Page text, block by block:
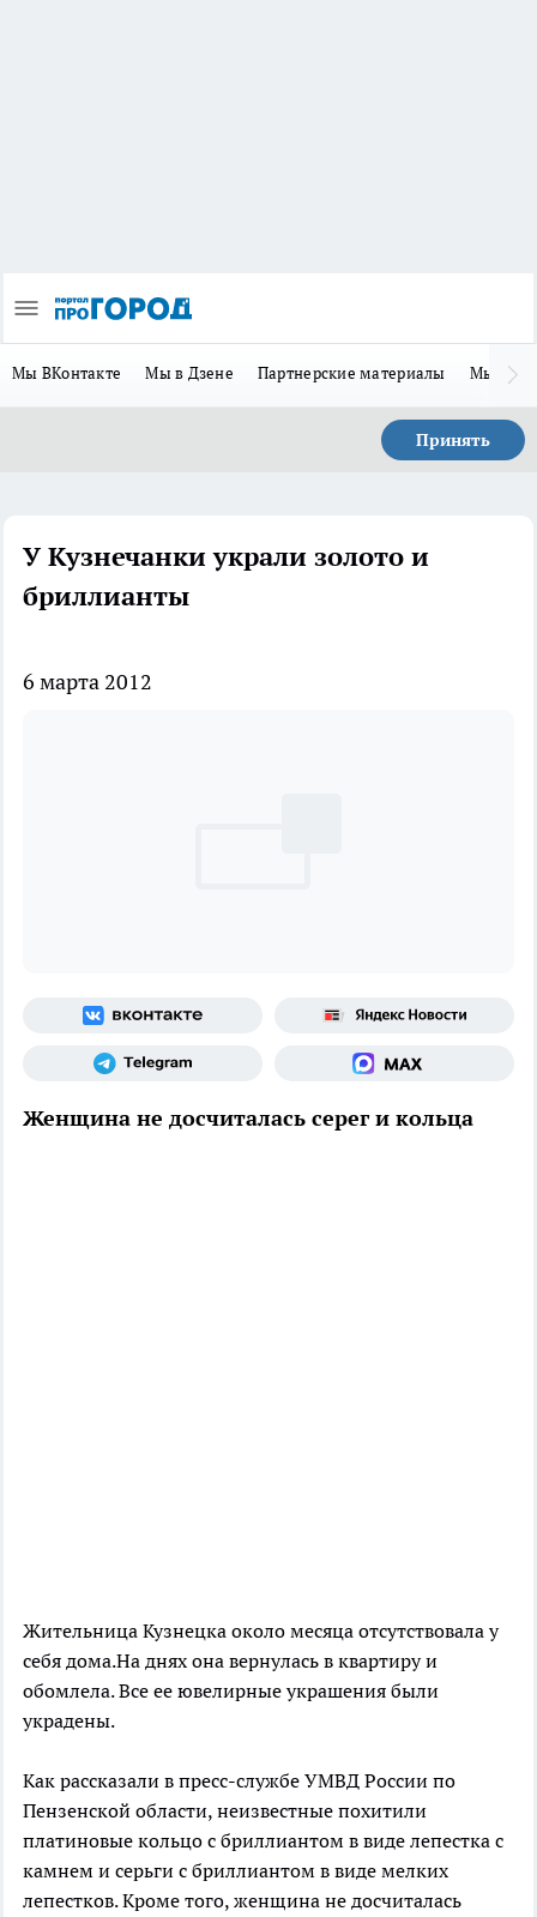
Мы ВКонтакте Мы в Дзене Партнерские материалы Мы в
Принять
У Кузнечанки украли золото и
бриллианты
6 марта 2012
Женщина не досчиталась серег и кольца
Жительница Кузнецка около месяца отсутствовала у
себя дома.На днях она вернулась в квартиру и
обомлела. Все ее ювелирные украшения были
украдены.
Как рассказали в пресс-службе УМВД России по
Пензенской области, неизвестные похитили
платиновые кольцо с бриллиантом в виде лепестка с
камнем и серьги с бриллиантом в виде мелких
лепестков. Кроме того, женщина не досчиталась